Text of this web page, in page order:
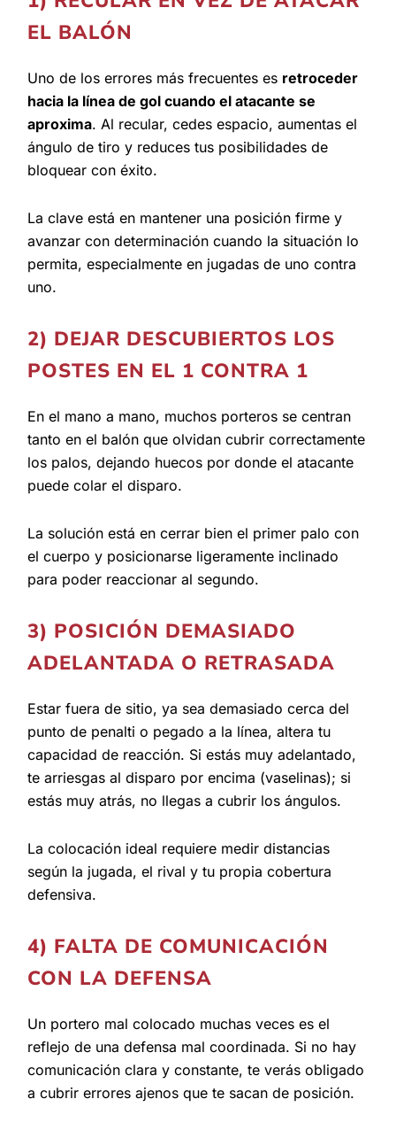
EL BALÓN
Uno de los errores más frecuentes es retroceder
hacia la línea de gol cuando el atacante se
aproxima. Al recular, cedes espacio, aumentas el
ángulo de tiro y reduces tus posibilidades de
bloquear con éxito.
La clave está en mantener una posición firme y
avanzar con determinación cuando la situación lo
permita, especialmente en jugadas de uno contra
uno.
2) DEJAR DESCUBIERTOS LOS
POSTES EN EL 1 CONTRA 1
En el mano a mano, muchos porteros se centran
tanto en el balón que olvidan cubrir correctamente
los palos, dejando huecos por donde el atacante
puede colar el disparo.
La solución está en cerrar bien el primer palo con
el cuerpo y posicionarse ligeramente inclinado
para poder reaccionar al segundo.
3) POSICIÓN DEMASIADO
ADELANTADA O RETRASADA
Estar fuera de sitio, ya sea demasiado cerca del
punto de penalti o pegado a la línea, altera tu
capacidad de reacción. Si estás muy adelantado,
te arriesgas al disparo por encima (vaselinas); si
estás muy atrás, no llegas a cubrir los ángulos.
La colocación ideal requiere medir distancias
según la jugada, el rival y tu propia cobertura
defensiva.
4) FALTA DE COMUNICACIÓN
CON LA DEFENSA
Un portero mal colocado muchas veces es el
reflejo de una defensa mal coordinada. Si no hay
comunicación clara y constante, te verás obligado
a cubrir errores ajenos que te sacan de posición.